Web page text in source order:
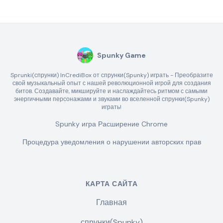
Spunky Game
Sprunki(спрунки) InCrediBox от спрунки(Spunky) играть - Преобразите
свой музыкальный опыт с нашей революционной игрой для создания
битов. Создавайте, микшируйте и наслаждайтесь ритмом с самыми
энергичными персонажами и звуками во вселенной спрунки(Spunky)
играть!
Spunky игра Расширение Chrome
Процедура уведомления о нарушении авторских прав
КАРТА САЙТА
Главная